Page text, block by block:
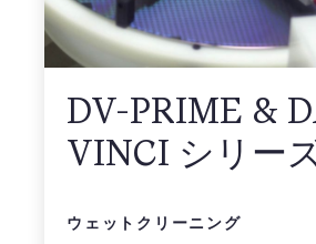
DV-PRIME &
VINCI シリー
ウェットクリーニング